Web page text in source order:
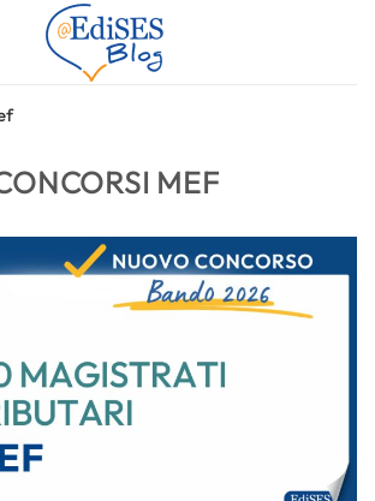
MEF